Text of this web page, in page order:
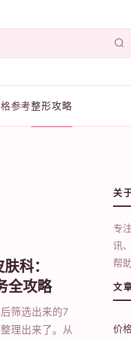
参考整形攻略
科：
全攻略
筛选出来的7
理出来了。从
关
专
讯
帮
文
价